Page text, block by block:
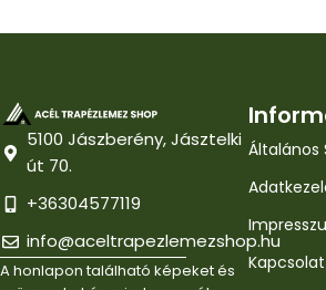
5100 Jászberény, Jásztelki
út 70.
+36304577119
info@aceltrapezlemezshop.hu
A honlapon található képeket és
Általános
Kapcsolat